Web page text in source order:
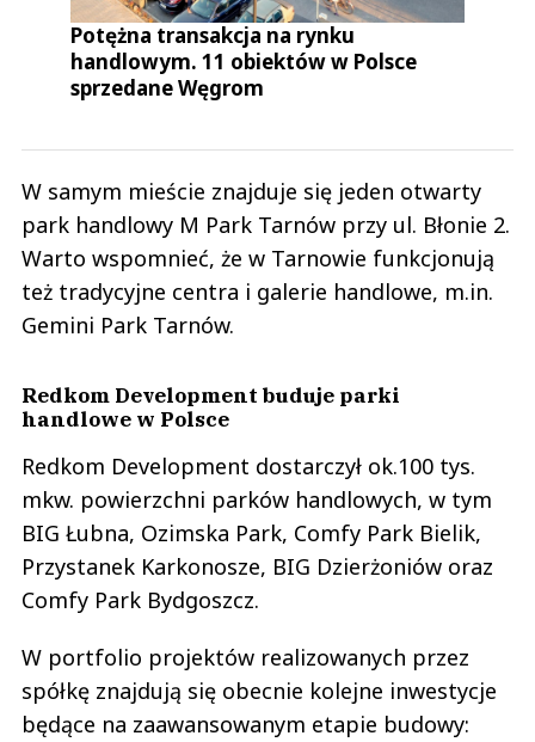
Potężna transakcja na rynku
handlowym. 11 obiektów w Polsce
sprzedane Węgrom
W samym mieście znajduje się jeden otwarty
park handlowy M Park Tarnów przy ul. Błonie 2.
Warto wspomnieć, że w Tarnowie funkcjonują
też tradycyjne centra i galerie handlowe, m.in.
Gemini Park Tarnów.
Redkom Development buduje parki
handlowe w Polsce
Redkom Development dostarczył ok.100 tys.
mkw. powierzchni parków handlowych, w tym
BIG Łubna, Ozimska Park, Comfy Park Bielik,
Przystanek Karkonosze, BIG Dzierżoniów oraz
Comfy Park Bydgoszcz.
W portfolio projektów realizowanych przez
spółkę znajdują się obecnie kolejne inwestycje
będące na zaawansowanym etapie budowy: